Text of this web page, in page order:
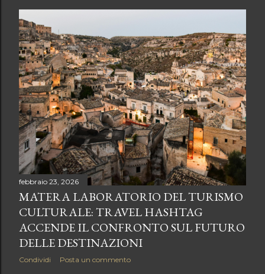
febbraio 23, 2026
MATERA LABORATORIO DEL TURISMO
CULTURALE: TRAVEL HASHTAG
ACCENDE IL CONFRONTO SUL FUTURO
DELLE DESTINAZIONI
Condividi Posta un commento